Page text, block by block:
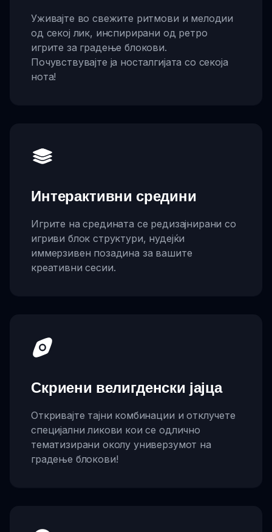
Уживајте во свежите ритмови и мелодии
од секој лик, инспирирани од ретро
игрите за градење блокови.
Почувствувајте ја носталгијата со секоја
нота!
Интерактивни средини
Игрите на средината се редизајнирани со
игриви блок структури, нудејќи
иммерзивен позадина за вашите
креативни сесии.
Скриени велигденски јајца
Откривајте тајни комбинации и отклучете
специјални ликови кои се одлично
тематизирани околу универзумот на
градење блокови!